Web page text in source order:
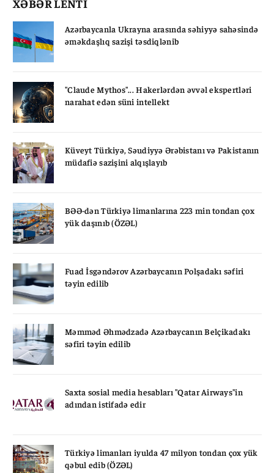
Azərbaycanla Ukrayna arasında səhiyyə sahəsində
əməkdaşlıq sazişi təsdiqlənib
"Claude Mythos"... Hakerlərdən əvvəl ekspertləri
narahat edən süni intellekt
Küveyt Türkiyə, Səudiyyə Ərəbistanı və Pakistanın
müdafiə sazişini alqışlayıb
BƏƏ-dən Türkiyə limanlarına 223 min tondan çox
yük daşınıb (ÖZƏL)
Fuad İsgəndərov Azərbaycanın Polşadakı səfiri
təyin edilib
Məmməd Əhmədzadə Azərbaycanın Belçikadakı
səfiri təyin edilib
Saxta sosial media hesabları "Qatar Airways"in
adından istifadə edir
Türkiyə limanları iyulda 47 milyon tondan çox yük
qəbul edib (ÖZƏL)